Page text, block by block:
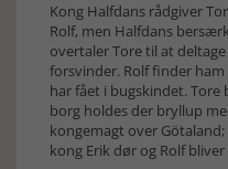
Kong Halfdans rådgiver
Rolf, men Halfdans
overtaler Tore til at
forsvinder. Rolf finder
har fået i bugskindet. Tore
borg holdes der bryllup
kongemagt over
kong Erik dør og Rolf